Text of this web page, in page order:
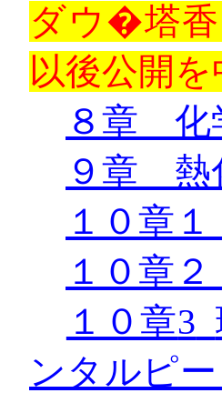
ダウ�塔香
以後公開
８章 化
９章 熱
１０章
１０章
１０章3
ンタルピ